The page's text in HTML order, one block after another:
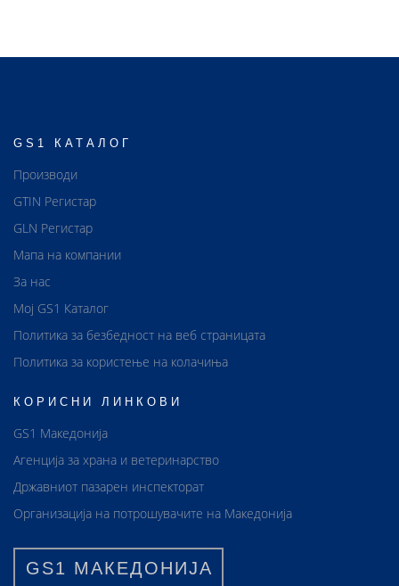
GS1 КАТАЛОГ
Производи
GTIN Регистар
GLN Регистар
Мапа на компании
За нас
Мој GS1 Каталог
Политика за безбедност на веб страницата
Политика за користење на колачиња
КОРИСНИ ЛИНКОВИ
GS1 Македонија
Агенција за храна и ветеринарство
Државниот пазарен инспекторат
Организација на потрошувачите на Македонија
GS1 МАКЕДОНИЈА